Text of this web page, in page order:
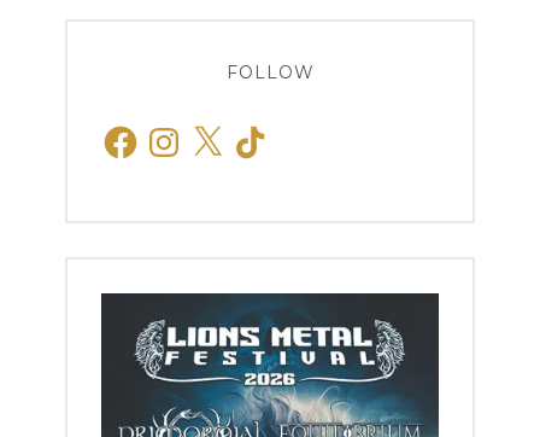
FOLLOW
FacebookInstagram
X TikTok